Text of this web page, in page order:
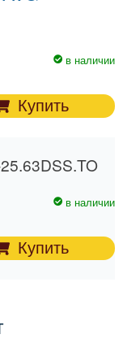
в наличии
Купить
в наличии
Купить